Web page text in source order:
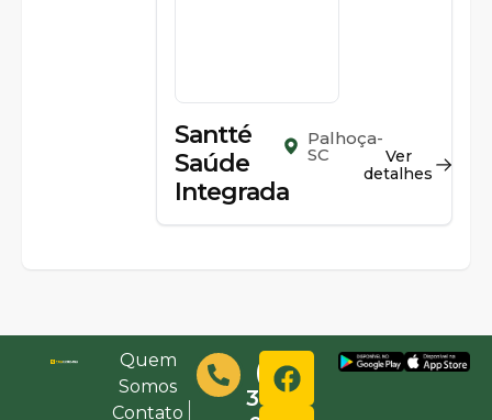
Santté
Saúde
Integrada
Palhoça-
SC
Ver
detalhes
Quem
Somos
Contato
(48)
3632-